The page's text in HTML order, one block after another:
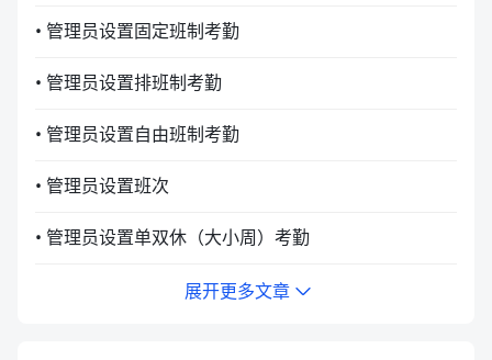
• 管理员设置固定班制考勤
• 管理员设置排班制考勤
• 管理员设置自由班制考勤
• 管理员设置班次
• 管理员设置单双休（大小周）考勤
展开更多文章